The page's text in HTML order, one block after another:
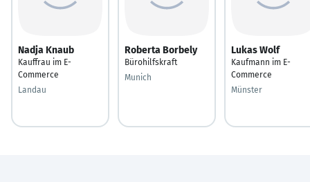
Nadja Knaub
Kauffrau im E-
Commerce
Landau
Roberta Borbely
Bürohilfskraft
Munich
Lukas Wolf
Kaufmann im E-
Commerce
Münster